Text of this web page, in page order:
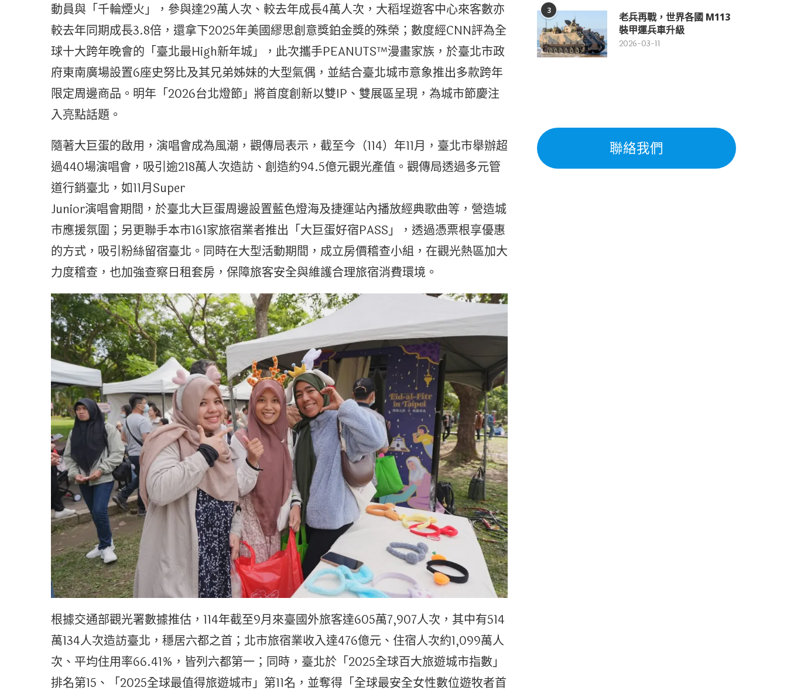
動員與「千輪煙火」，參與達29萬人次、較去年成長4萬人次，大稻埕遊客中心來客數亦
較去年同期成長3.8倍，還拿下2025年美國繆思創意獎鉑金獎的殊榮；數度經CNN評為全
球十大跨年晚會的「臺北最High新年城」，此次攜手PEANUTS™漫畫家族，於臺北市政
府東南廣場設置6座史努比及其兄弟姊妹的大型氣偶，並結合臺北城市意象推出多款跨年
限定周邊商品。明年「2026台北燈節」將首度創新以雙IP、雙展區呈現，為城市節慶注
入亮點話題。
隨著大巨蛋的啟用，演唱會成為風潮，觀傳局表示，截至今（114）年11月，臺北市舉辦超
過440場演唱會，吸引逾218萬人次造訪、創造約94.5億元觀光產值。觀傳局透過多元管
道行銷臺北，如11月Super
Junior演唱會期間，於臺北大巨蛋周邊設置藍色燈海及捷運站內播放經典歌曲等，營造城
市應援氛圍；另更聯手本市161家旅宿業者推出「大巨蛋好宿PASS」，透過憑票根享優惠
的方式，吸引粉絲留宿臺北。同時在大型活動期間，成立房價稽查小組，在觀光熱區加大
力度稽查，也加強查察日租套房，保障旅客安全與維護合理旅宿消費環境。
根據交通部觀光署數據推估，114年截至9月來臺國外旅客達605萬7,907人次，其中有514
萬134人次造訪臺北，穩居六都之首；北市旅宿業收入達476億元、住宿人次約1,099萬人
次、平均住用率66.41%，皆列六都第一；同時，臺北於「2025全球百大旅遊城市指數」
排名第15、「2025全球最值得旅遊城市」第11名，並奪得「全球最安全女性數位遊牧者首
3
老兵再戰，世界各國 M113
裝甲運兵車升級
2026-03-11
聯絡我們